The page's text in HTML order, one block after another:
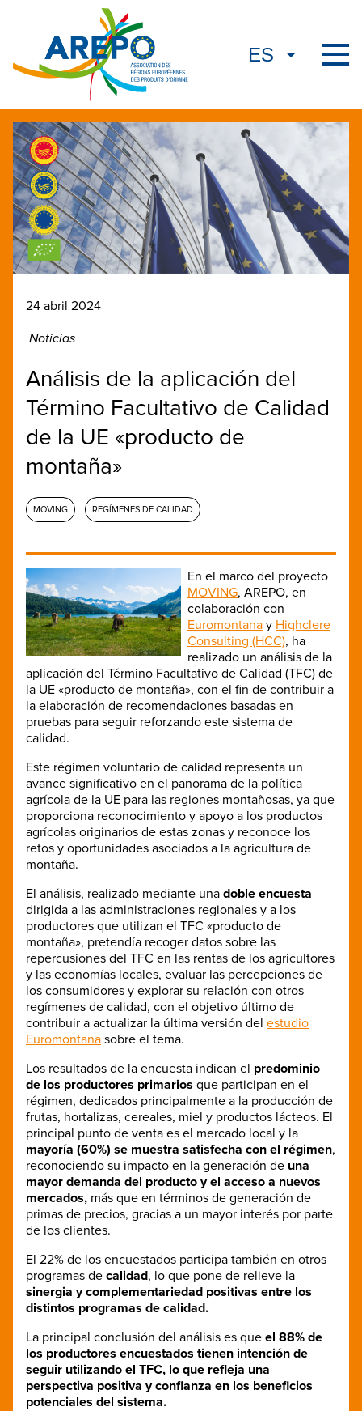
24 abril 2024
Noticias
Análisis de la aplicación del
Término Facultativo de Calidad
de la UE «producto de
montaña»
MOVING REGÍMENES DE CALIDAD
En el marco del proyecto
MOVING, AREPO, en
colaboración con
Euromontana y Highclere
Consulting (HCC), ha
realizado un análisis de la
aplicación del Término Facultativo de Calidad (TFC) de
la UE «producto de montaña», con el fin de contribuir a
la elaboración de recomendaciones basadas en
pruebas para seguir reforzando este sistema de
calidad.
Este régimen voluntario de calidad representa un
avance significativo en el panorama de la política
agrícola de la UE para las regiones montañosas, ya que
proporciona reconocimiento y apoyo a los productos
agrícolas originarios de estas zonas y reconoce los
retos y oportunidades asociados a la agricultura de
montaña.
El análisis, realizado mediante una doble encuesta
dirigida a las administraciones regionales y a los
productores que utilizan el TFC «producto de
montaña», pretendía recoger datos sobre las
repercusiones del TFC en las rentas de los agricultores
y las economías locales, evaluar las percepciones de
los consumidores y explorar su relación con otros
regímenes de calidad, con el objetivo último de
contribuir a actualizar la última versión del estudio
Euromontana sobre el tema.
Los resultados de la encuesta indican el predominio
de los productores primarios que participan en el
régimen, dedicados principalmente a la producción de
frutas, hortalizas, cereales, miel y productos lácteos. El
principal punto de venta es el mercado local y la
mayoría (60%) se muestra satisfecha con el régimen,
reconociendo su impacto en la generación de una
mayor demanda del producto y el acceso a nuevos
mercados, más que en términos de generación de
primas de precios, gracias a un mayor interés por parte
de los clientes.
El 22% de los encuestados participa también en otros
programas de calidad, lo que pone de relieve la
sinergia y complementariedad positivas entre los
distintos programas de calidad.
La principal conclusión del análisis es que el 88% de
los productores encuestados tienen intención de
seguir utilizando el TFC, lo que refleja una
perspectiva positiva y confianza en los beneficios
potenciales del sistema.